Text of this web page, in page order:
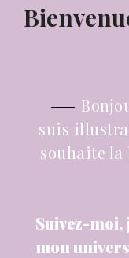
suis
souhaite la
Suivez-
mon